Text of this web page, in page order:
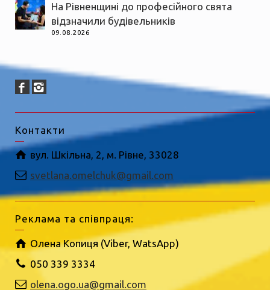
На Рівненщині до професійного свята
відзначили будівельників
09.08.2026
Контакти
вул. Шкільна, 2, м. Рівне, 33028
svetlana.omelchuk@gmail.com
Реклама та співпраця:
Олена Копиця (Viber, WatsApp)
050 339 3334
olena.ogo.ua@gmail.com